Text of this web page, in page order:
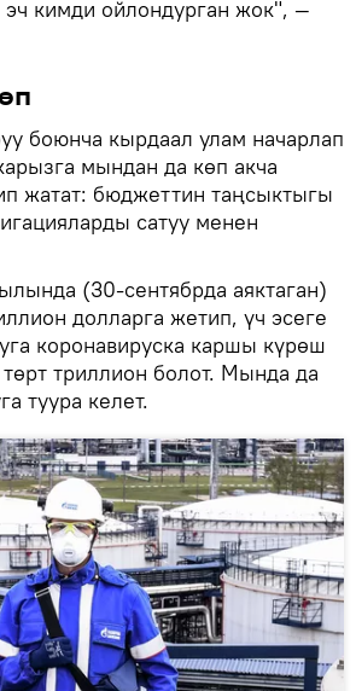
кимди ойлондурган жок", —
боюнча кырдаал улам начарлап
мындан да көп акча
жатат: бюджеттин таңсыктыгы
сатуу менен
(30-сентябрда аяктаган)
долларга жетип, үч эсеге
коронавируска каршы күрөш
триллион болот. Мында да
туура келет.